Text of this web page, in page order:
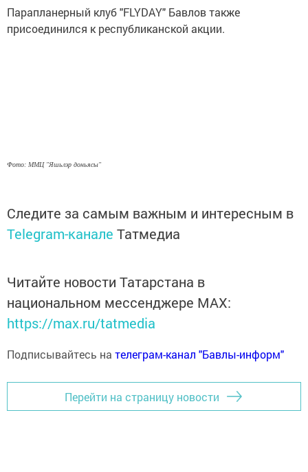
Парапланерный клуб "FLYDAY" Бавлов также
присоединился к республиканской акции.
Фото: ММЦ "Яшьлэр доньясы"
Следите за самым важным и интересным в
Telegram-канале Татмедиа
Читайте новости Татарстана в
национальном мессенджере MАХ:
https://max.ru/tatmedia
Подписывайтесь на телеграм-канал "Бавлы-информ"
Перейти на страницу новости